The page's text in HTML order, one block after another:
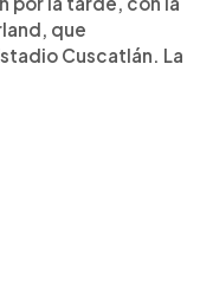
que
Cuscatlán. La